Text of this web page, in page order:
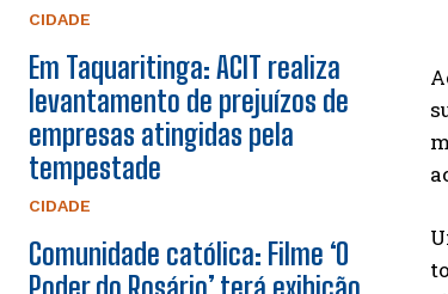
CIDADE
Em Taquaritinga: ACIT realiza
levantamento de prejuízos de
empresas atingidas pela
tempestade
CIDADE
Comunidade católica: Filme ‘O